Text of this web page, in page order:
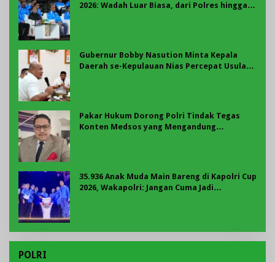
2026: Wadah Luar Biasa, dari Polres hingga
Gubernur Bobby Nasution Minta Kepala
Daerah se-Kepulauan Nias Percepat Usulan
Pakar Hukum Dorong Polri Tindak Tegas
Konten Medsos yang Mengandung
35.936 Anak Muda Main Bareng di Kapolri Cup
2026, Wakapolri: Jangan Cuma Jadi
POLRI